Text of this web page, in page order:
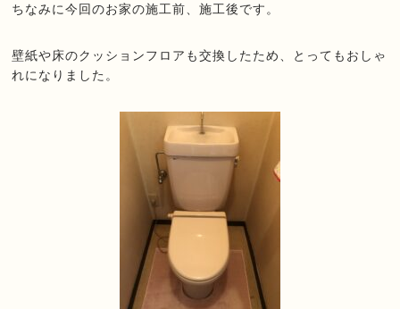
ちなみに今回のお家の施工前、施工後です。
壁紙や床のクッションフロアも交換したため、とってもおしゃ
れになりました。